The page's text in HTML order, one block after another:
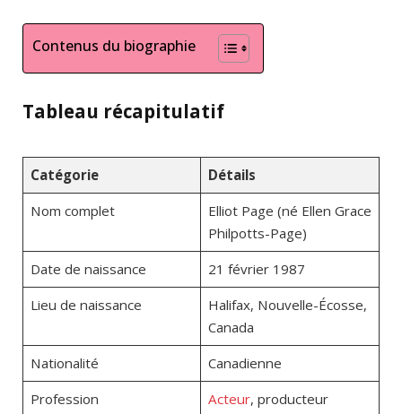
Contenus du biographie
Tableau récapitulatif
Catégorie
Détails
Nom complet
Elliot Page (né Ellen Grace
Philpotts-Page)
Date de naissance
21 février 1987
Lieu de naissance
Halifax, Nouvelle-Écosse,
Canada
Nationalité
Canadienne
Profession
Acteur, producteur